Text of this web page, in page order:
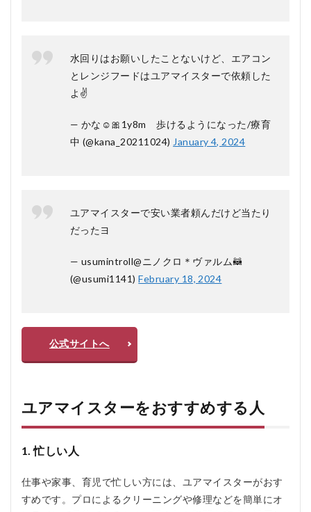
Q2. ど
のよう
なサー
ビスを
きます
か？
ルは可
能です
か？
5.2.4
Q4. 支
払い方
うなも
のがあ
ります
か？
ービス
の品質
できな
どうす
ればい
水回りはお願いしたことないけど、エアコン
とレンジフードはユアマイスターで依頼した
よ✌
— かな☺︎🎀1y8m 歩けるようになった/療育
中 (@kana_20211024) January 4, 2024
ユアマイスターで安い業者頼んだけど当たり
だったヨ
— usumintroll@ニノクロ＊ヴァルム🦝
(@usumi1141)February 18, 2024
公式サイトへ
ユアマイスターをおすすめする人
1. 忙しい人
仕事や家事、育児で忙しい方には、ユアマイスターがおす
すめです。プロによるクリーニングや修理などを簡単にオ